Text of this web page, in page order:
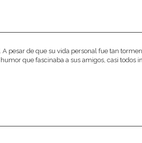
pesar de que su vida personal fue tan
que fascinaba a sus amigos, casi todos